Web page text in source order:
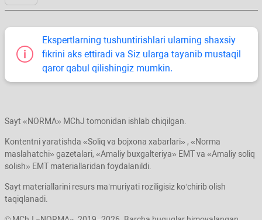
Ekspertlarning tushuntirishlari ularning shaхsiy
fikrini aks ettiradi va Siz ularga tayanib mustaqil
qaror qabul qilishingiz mumkin.
Sayt «NORMA» MChJ tomonidan ishlab chiqilgan.
Kontentni yaratishda «Soliq va bojхona хabarlari» , «Norma
maslahatchi» gazetalari, «Amaliy buхgalteriya» EMT va «Amaliy soliq
solish» EMT materiallaridan foydalanildi.
Sayt materiallarini resurs ma’muriyati roziligisiz koʻchirib olish
taqiqlanadi.